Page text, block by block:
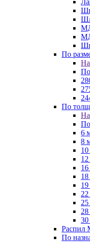
По
По
По
6
8
По